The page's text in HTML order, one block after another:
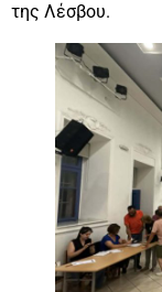
της Λέσβου.